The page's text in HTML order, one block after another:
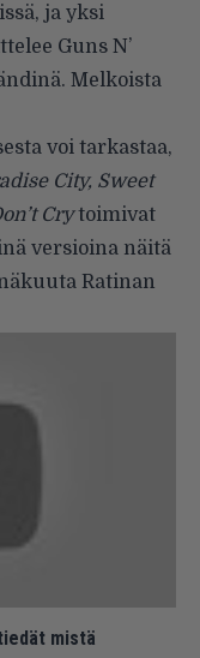
ja yksi
Guns N’
Melkoista
voi tarkastaa,
City, Sweet
Crytoimivat
versioina näitä
Ratinan
mistä